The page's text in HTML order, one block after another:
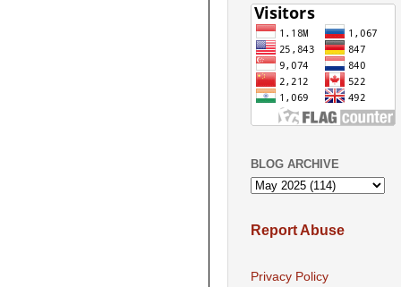
BLOG ARCHIVE
Report Abuse
Privacy Policy